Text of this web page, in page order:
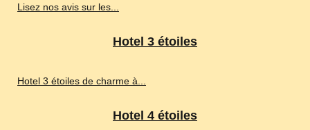
Lisez nos avis sur les...
Hotel 3 étoiles
Hotel 3 étoiles de charme à...
Hotel 4 étoiles